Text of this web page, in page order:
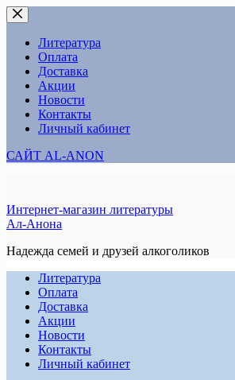
Перейти
к
сути
Литература
Оплата
Доставка
Акции
Новости
Контакты
Личный кабинет
САЙТ AL-ANON
Интернет-магазин литературы
Ал-Анона
Надежда семей и друзей алкоголиков
Литература
Оплата
Доставка
Акции
Новости
Контакты
Личный кабинет